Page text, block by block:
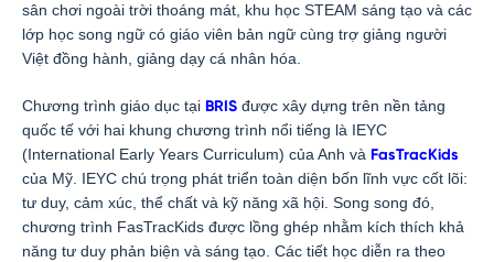
sân chơi ngoài trời thoáng mát, khu học STEAM sáng tạo và các
lớp học song ngữ có giáo viên bản ngữ cùng trợ giảng người
Việt đồng hành, giảng dạy cá nhân hóa.
Chương trình giáo dục tại BRIS được xây dựng trên nền tảng
quốc tế với hai khung chương trình nổi tiếng là IEYC
(International Early Years Curriculum) của Anh và FasTracKids
của Mỹ. IEYC chú trọng phát triển toàn diện bốn lĩnh vực cốt lõi:
tư duy, cảm xúc, thể chất và kỹ năng xã hội. Song song đó,
chương trình FasTracKids được lồng ghép nhằm kích thích khả
năng tư duy phản biện và sáng tạo. Các tiết học diễn ra theo